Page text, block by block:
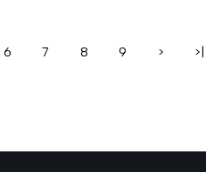
6 7 8 9 > >|